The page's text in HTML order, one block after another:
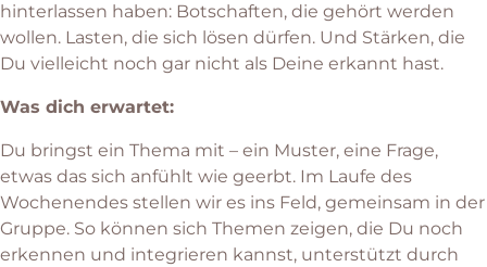
hinterlassen haben: Botschaften, die gehört werden
wollen. Lasten, die sich lösen dürfen. Und Stärken, die
Du vielleicht noch gar nicht als Deine erkannt hast.
Was dich erwartet:
Du bringst ein Thema mit – ein Muster, eine Frage,
etwas das sich anfühlt wie geerbt. Im Laufe des
Wochenendes stellen wir es ins Feld, gemeinsam in der
Gruppe. So können sich Themen zeigen, die Du noch
erkennen und integrieren kannst, unterstützt durch